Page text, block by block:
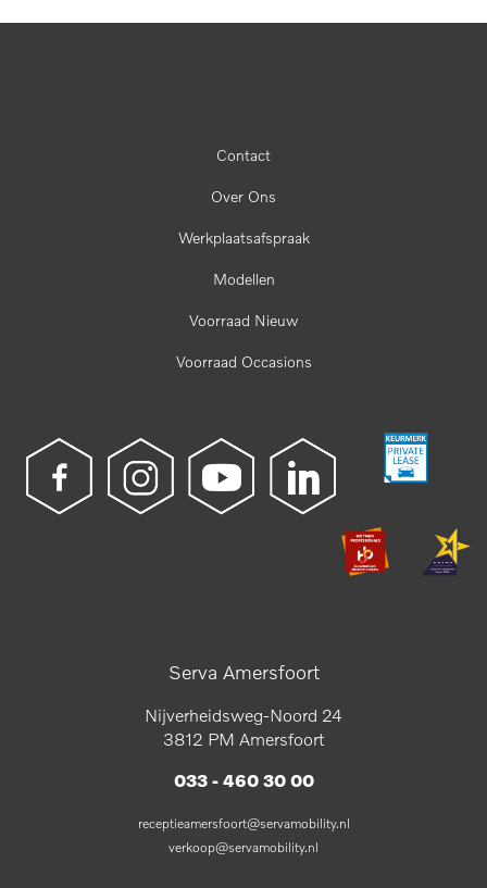
Contact
Over Ons
Werkplaatsafspraak
Modellen
Voorraad Nieuw
Voorraad Occasions
Serva Amersfoort
Nijverheidsweg-Noord 24
3812 PM Amersfoort
033 - 460 30 00
receptieamersfoort@servamobility.nl
verkoop@servamobility.nl